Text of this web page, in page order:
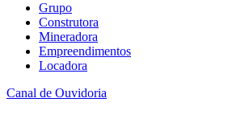
Grupo
Construtora
Mineradora
Empreendimentos
Locadora
Canal de Ouvidoria